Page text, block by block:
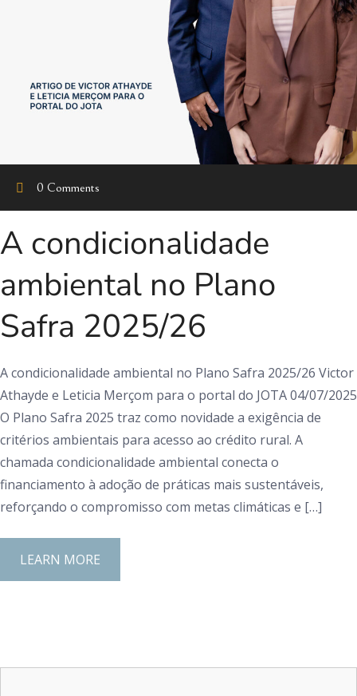
0 Comments
A condicionalidade
ambiental no Plano
Safra 2025/26
A condicionalidade ambiental no Plano Safra 2025/26 Victor
Athayde e Leticia Merçom para o portal do JOTA 04/07/2025
O Plano Safra 2025 traz como novidade a exigência de
critérios ambientais para acesso ao crédito rural. A
chamada condicionalidade ambiental conecta o
financiamento à adoção de práticas mais sustentáveis,
reforçando o compromisso com metas climáticas e […]
LEARN MORE